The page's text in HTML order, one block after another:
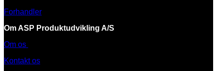
Forhandler
Om ASP Produktudvikling A/S
Om os
Kontakt os